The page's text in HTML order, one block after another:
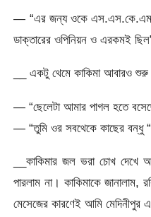
— “এর জন্য ওকে এস.এস.কে.এম এ
ডাক্তারের ওপিনিয়ন ও এরকমই
__ একটু থেমে কাকিমা আবারও
— “ছেলেটা আমার পাগল হতে
— “তুমি ওর সবথেকে কাছের বন্ধু
__কাকিমার জল ভরা চোখ
পারলাম না। কাকিমাকে জানালাম,
মেসেজের কারণেই আমি মেদিনীপুর